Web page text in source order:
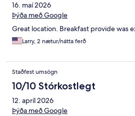
16. maí 2026
Þýða með Google
Great location. Breakfast provide was
Larry, 2 nætur/nátta ferð
Staðfest umsögn
10/10 Stórkostlegt
12. apríl 2026
Þýða með Google